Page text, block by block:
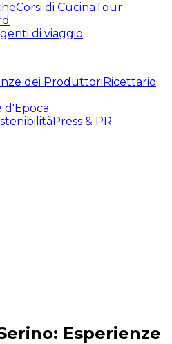
Corsi di CucinaTour
di viaggio
dei ProduttoriRicettario
d'Epoca
Press & PR
Esperienze
Esperienze